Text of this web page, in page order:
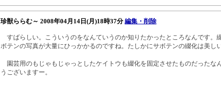
珍獣ららむ～ 2008年04月14日(月)18時37分編集・削除
すばらしい。こういうのをなんていうのか知りたかったところなんです。
ボテンの写真が大量にひっかかるのですね。たしかにサボテンの綴化は美し
園芸用のもじゃもじゃっとしたケイトウも綴化を固定させたものだったな
うございますー。